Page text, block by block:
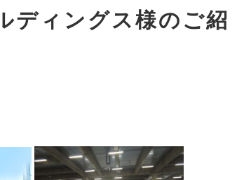
ディングス様のご紹